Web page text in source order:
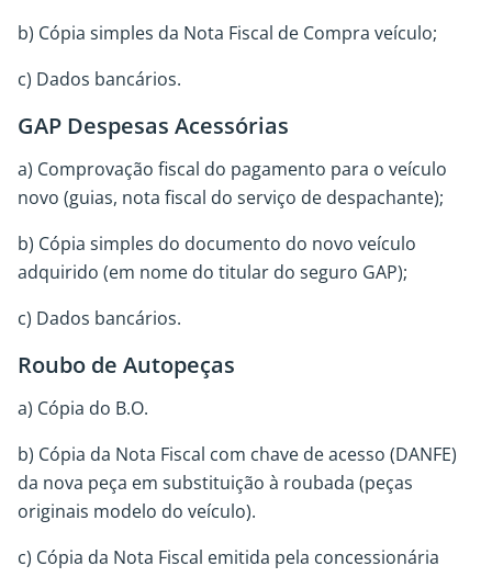
b) Cópia simples da Nota Fiscal de Compra veículo;
c) Dados bancários.
GAP Despesas Acessórias
a) Comprovação fiscal do pagamento para o veículo
novo (guias, nota fiscal do serviço de despachante);
b) Cópia simples do documento do novo veículo
adquirido (em nome do titular do seguro GAP);
c) Dados bancários.
Roubo de Autopeças
a) Cópia do B.O.
b) Cópia da Nota Fiscal com chave de acesso (DANFE)
da nova peça em substituição à roubada (peças
originais modelo do veículo).
c) Cópia da Nota Fiscal emitida pela concessionária